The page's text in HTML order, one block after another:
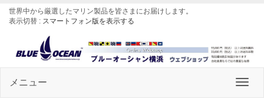
世界中から厳選したマリン製品を皆さまにお届けします。
表示切替 : スマートフォン版を表示する
メニュー